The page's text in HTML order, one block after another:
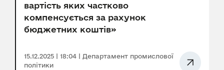
вартість яких частково
компенсується за рахунок
бюджетних коштів»
15.12.2025 | 18:04 | Департамент промислової
політики